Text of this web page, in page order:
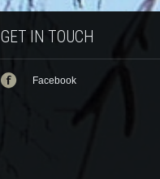
GET IN TOUCH
Facebook